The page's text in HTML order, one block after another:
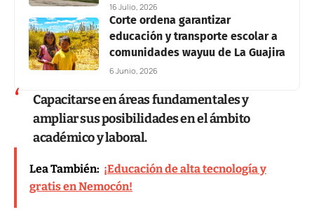
16 Julio, 2026
Corte ordena garantizar
educación y transporte escolar a
comunidades wayuu de La Guajira
6 Junio, 2026
Capacitarse en áreas fundamentales y
ampliar sus posibilidades en el ámbito
académico y laboral.
Lea También: ¡Educación de alta tecnología y
gratis en Nemocón!